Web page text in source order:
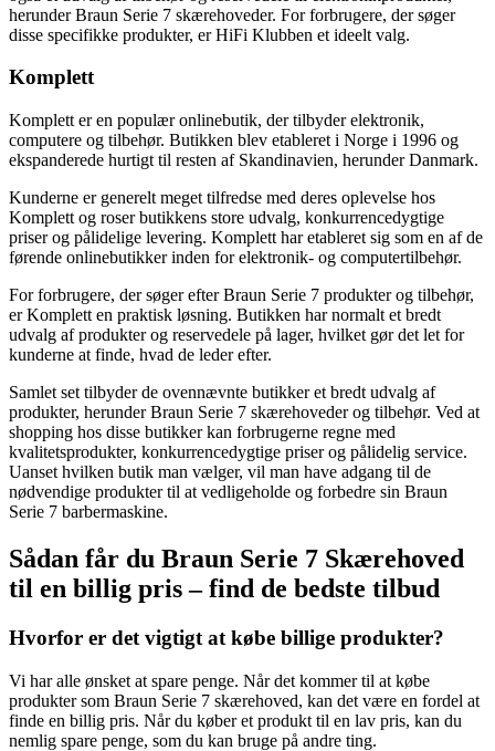
herunder Braun Serie 7 skærehoveder. For forbrugere, der søger
disse specifikke produkter, er HiFi Klubben et ideelt valg.
Komplett
Komplett er en populær onlinebutik, der tilbyder elektronik,
computere og tilbehør. Butikken blev etableret i Norge i 1996 og
ekspanderede hurtigt til resten af Skandinavien, herunder Danmark.
Kunderne er generelt meget tilfredse med deres oplevelse hos
Komplett og roser butikkens store udvalg, konkurrencedygtige
priser og pålidelige levering. Komplett har etableret sig som en af ​​de
førende onlinebutikker inden for elektronik- og computertilbehør.
For forbrugere, der søger efter Braun Serie 7 produkter og tilbehør,
er Komplett en praktisk løsning. Butikken har normalt et bredt
udvalg af produkter og reservedele på lager, hvilket gør det let for
kunderne at finde, hvad de leder efter.
Samlet set tilbyder de ovennævnte butikker et bredt udvalg af
produkter, herunder Braun Serie 7 skærehoveder og tilbehør. Ved at
shopping hos disse butikker kan forbrugerne regne med
kvalitetsprodukter, konkurrencedygtige priser og pålidelig service.
Uanset hvilken butik man vælger, vil man have adgang til de
nødvendige produkter til at vedligeholde og forbedre sin Braun
Serie 7 barbermaskine.
Sådan får du Braun Serie 7 Skærehoved
til en billig pris – find de bedste tilbud
Hvorfor er det vigtigt at købe billige produkter?
Vi har alle ønsket at spare penge. Når det kommer til at købe
produkter som Braun Serie 7 skærehoved, kan det være en fordel at
finde en billig pris. Når du køber et produkt til en lav pris, kan du
nemlig spare penge, som du kan bruge på andre ting.